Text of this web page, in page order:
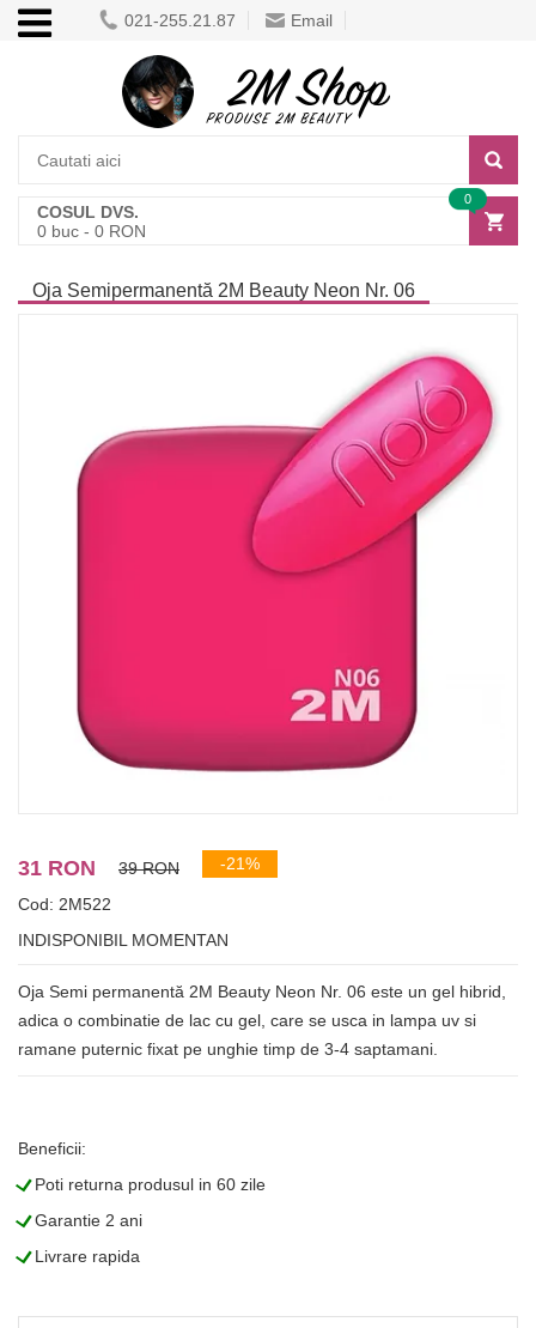
021-255.21.87 Email
COSUL DVS.
0 buc - 0 RON
0
Oja Semipermanentă 2M Beauty Neon Nr. 06
31 RON 39 RON -21%
Cod: 2M522
INDISPONIBIL MOMENTAN
Oja Semi permanentă 2M Beauty Neon Nr. 06 este un gel hibrid,
adica o combinatie de lac cu gel, care se usca in lampa uv si
ramane puternic fixat pe unghie timp de 3-4 saptamani.
Beneficii:
LPoti returna produsul in 60 zile
LGarantie 2 ani
LLivrare rapida